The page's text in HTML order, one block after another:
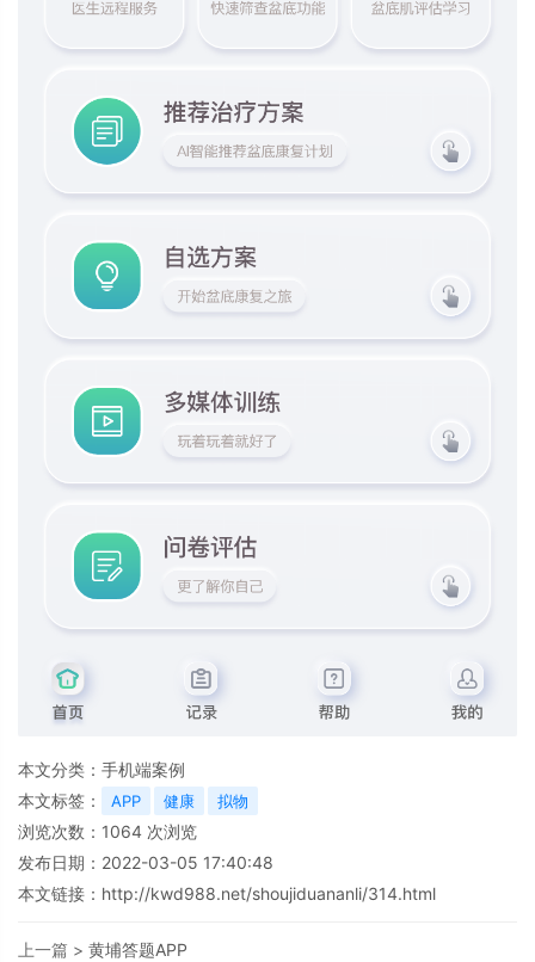
本文分类： 手机端案例
本文标签：
APP 健康 拟物
浏览次数： 1064 次浏览
发布日期：2022-03-05 17:40:48
本文链接： http://kwd988.net/shoujiduananli/314.html
上一篇 > 黄埔答题APP